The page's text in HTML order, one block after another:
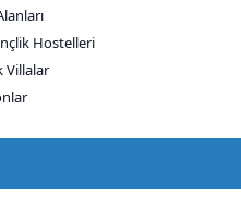
Hostelleri
Villalar